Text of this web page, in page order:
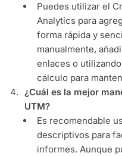
Puedes utilizar el
Analytics para
forma rápida y
manualmente,
enlaces o
cálculo para
¿Cuál es la mejor
UTM?
Es recomendable
descriptivos para
informes. Aunque